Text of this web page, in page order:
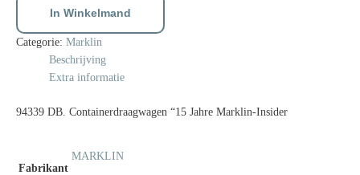
In Winkelmand
Categorie: Marklin
Beschrijving
Extra informatie
94339 DB. Containerdraagwagen “15 Jahre Marklin-Insider
Fabrikant
MARKLIN